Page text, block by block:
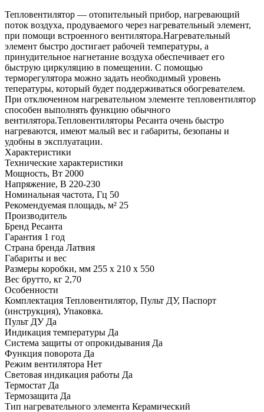
Тепловентилятор — отопительный прибор, нагревающий
поток воздуха, продуваемого через нагревательный элемент,
при помощи встроенного вентилятора.Нагревательный
элемент быстро достигает рабочей температуры, а
принудительное нагнетание воздуха обеспечивает его
быструю циркуляцию в помещении. С помощью
терморегулятора можно задать необходимый уровень
тепературы, который будет поддерживаться обогревателем.
При отключенном нагревательном элементе тепловентилятор
способен выполнять функцию обычного
вентилятора.Тепловентиляторы Ресанта очень быстро
нагреваются, имеют малый вес и габариты, безопаны и
удобны в эксплуатации.
Характеристики
Технические характеристики
Мощность, Вт 2000
Напряжение, В 220-230
Номинальная частота, Гц 50
Рекомендуемая площадь, м² 25
Производитель
Бренд Ресанта
Гарантия 1 год
Страна бренда Латвия
Габариты и вес
Размеры коробки, мм 255 х 210 х 550
Вес брутто, кг 2,70
Особенности
Комплектация Тепловентилятор, Пульт ДУ, Паспорт
(инструкция), Упаковка.
Пульт ДУ Да
Индикация температуры Да
Система защиты от опрокидывания Да
Функция поворота Да
Режим вентилятора Нет
Световая индикация работы Да
Термостат Да
Термозащита Да
Тип нагревательного элемента Керамический